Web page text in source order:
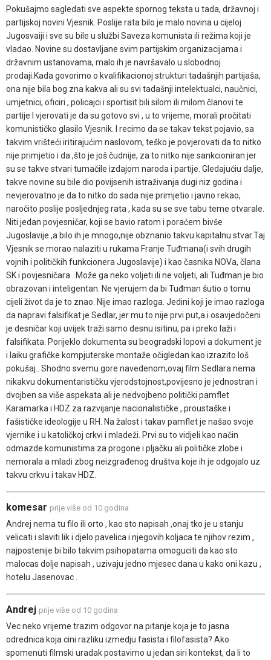
Pokušajmo sagledati sve aspekte spornog teksta u tada, državnoj i
partijskoj novini Vjesnik. Poslije rata bilo je malo novina u cijeloj
Jugosvaiji i sve su bile u službi Saveza komunista ili režima koji je
vladao. Novine su dostavljane svim partijskim organizacijama i
državnim ustanovama, malo ih je navršavalo u slobodnoj
prodaji.Kada govorimo o kvalifikacionoj strukturi tadašnjih partijaša,
ona nije bila bog zna kakva ali su svi tadašnji intelektualci, naučnici,
umjetnici, oficiri , policajci i sportisit bili silom ili milom članovi te
partije I vjerovati je da su gotovo svi , u to vrijeme, morali pročitati
komunističko glasilo Vjesnik. I recimo da se takav tekst pojavio, sa
takvim vrišteći iritirajućim naslovom, teško je povjerovati da to nitko
nije primjetio i da ,što je još čudnije, za to nitko nije sankcioniran jer
su se takve stvari tumačile izdajom naroda i partije. Gledajućiu dalje,
takve novine su bile dio povijsenih istraživanja dugi niz godina i
nevjerovatno je da to nitko do sada nije primjetio i javno rekao,
naročito poslije posljednjeg rata , kada su se sve tabu teme otvarale.
Niti jedan povjesničar, koji se bavio ratom i poraćem bivše
Jugoslavije ,a bilo ih je mnogo,nije obznanio takvu kapitalnu stvar.Taj
Vjesnik se morao nalaziti u rukama Franje Tuđmana(i svih drugih
vojnih i političkih funkcionera Jugoslavije) i kao časnika NOVa, člana
SK i povjesničara . Može ga neko voljeti ili ne voljeti, ali Tuđman je bio
obrazovan i inteligentan. Ne vjerujem da bi Tuđman šutio o tomu
cijeli život da je to znao. Nije imao razloga. Jedini koji je imao razloga
da napravi falsifikat je Sedlar, jer mu to nije prvi put,a i osavjedočeni
je desničar koji uvijek traži samo desnu isitinu, pa i preko laži i
falsifikata. Porijeklo dokumenta su beogradski lopovi a dokument je
i laiku grafičke kompjuterske montaže očigledan kao izrazito loš
pokušaj.. Shodno svemu gore navedenom,ovaj film Sedlara nema
nikakvu dokumentarističku vjerodstojnost,povijesno je jednostran i
dvojben sa više aspekata ali je nedvojbeno politički pamflet
Karamarka i HDZ za razvijanje nacionalističke , proustaške i
fašističke ideologije u RH. Na žalost i takav pamflet je našao svoje
vjernike i u katoličkoj crkvi i mladeži. Prvi su to vidjeli kao način
odmazde komunistima za progone i pljačku ali političke zlobe i
nemorala a mladi zbog neizgrađenog društva koje ih je odgojalo uz
takvu crkvu i takav HDZ.
komesar prije više od 10 godina
Andrej nema tu filo ili orto , kao sto napisah ,onaj tko je u stanju
velicati i slaviti lik i djelo pavelica i njegovih koljaca te njihov rezim ,
najpostenije bi bilo takvim psihopatama omoguciti da kao sto
malocas dolje napisah , uzivaju jedno mjesec dana u kako oni kazu ,
hotelu Jasenovac .
Andrej prije više od 10 godina
Vec neko vrijeme trazim odgovor na pitanje koja je to jasna
odrednica koja cini razliku izmedju fasista i filofasista? Ako
spomenuti filmski uradak postavimo u jedan siri kontekst, da li to